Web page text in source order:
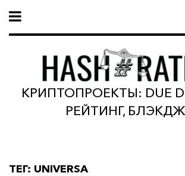
КРИПТОПРОЕКТЫ: DUE
РЕЙТИНГ,
ТЕГ: UNIVERSA